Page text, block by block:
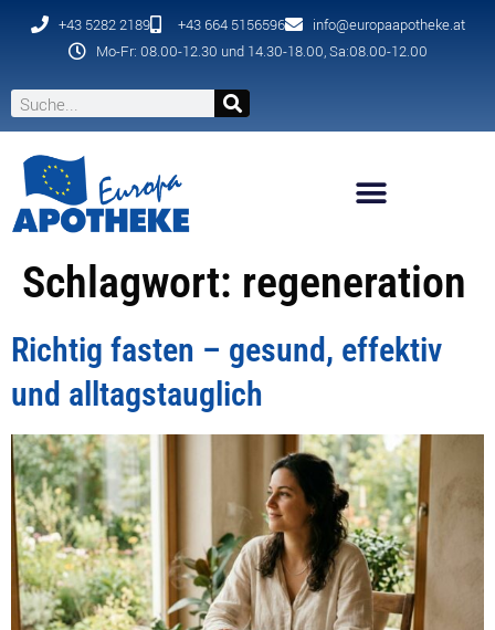
+43 5282 2189 +43 664 5156596
info@europaapotheke.at
Mo-Fr: 08.00-12.30 und 14.30-18.00, Sa:08.00-12.00
Schlagwort: regeneration
Richtig fasten – gesund, effektiv
und alltagstauglich